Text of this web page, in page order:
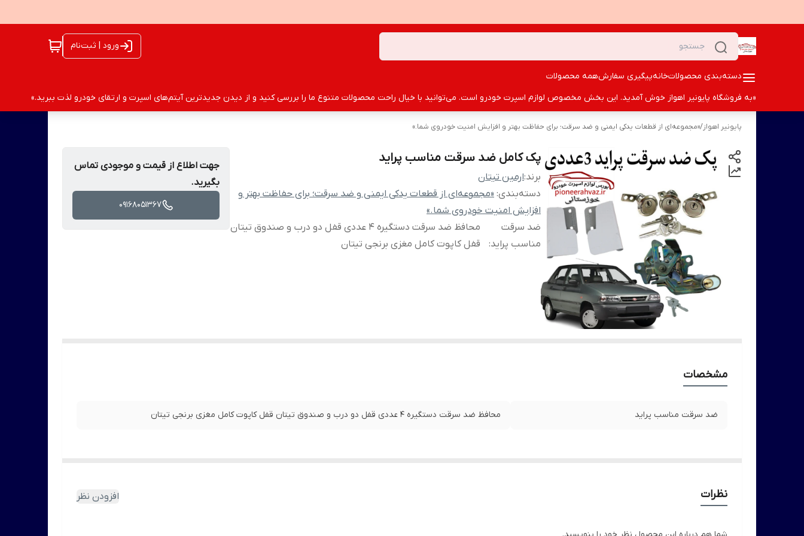
ورود | ثبت‌نام
دسته‌بندی محصولاتخانهپیگیری سفارشهمه محصولات
«به فروشگاه پایونیر اهواز خوش آمدید. این بخش مخصوص لوازم اسپرت خودرو است. می‌توانید با خیال راحت محصولات متنوع ما را بررسی کنید و از دیدن جدیدترین آیتم‌های اسپرت و ارتقای خودرو لذت ببرید.»
پایونیر اهواز/«مجموعه‌ای از قطعات یدکی ایمنی و ضد سرقت؛ برای حفاظت بهتر و افزایش امنیت خودروی شما.»
پک کامل ضد سرقت مناسب پراید
برند:ارمین تیتان
دسته‌بندی: «مجموعه‌ای از قطعات یدکی ایمنی و ضد سرقت؛ برای حفاظت بهتر و
افزایش امنیت خودروی شما.»
ضد سرقت
مناسب پراید:
محافظ ضد سرقت دستگیره 4 عددی قفل دو درب و صندوق تیتان
قفل کاپوت کامل مغزی برنجی تیتان
جهت اطلاع از قیمت و موجودی تماس
بگیرید.
09168051367
مشخصات
ضد سرقت مناسب پراید محافظ ضد سرقت دستگیره 4 عددی قفل دو درب و صندوق تیتان قفل کاپوت کامل مغزی برنجی تیتان
نظرات افزودن نظر